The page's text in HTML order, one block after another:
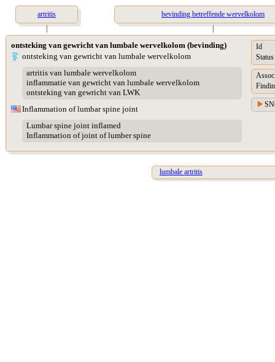
artritis
bevinding betreffende wervelkolom
|
|
ontsteking van gewricht van lumbale wervelkolom (bevinding)
ontsteking van gewricht van lumbale wervelkolom
artritis van lumbale wervelkolom
inflammatie van gewricht van lumbale wervelkolom
ontsteking van gewricht van LWK
Inflammation of lumbar spine joint
Lumbar spine joint inflamed
Inflammation of joint of lumber spine
Id
Status
lumbale artritis